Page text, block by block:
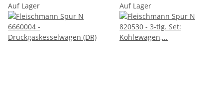
Auf Lager Auf Lager